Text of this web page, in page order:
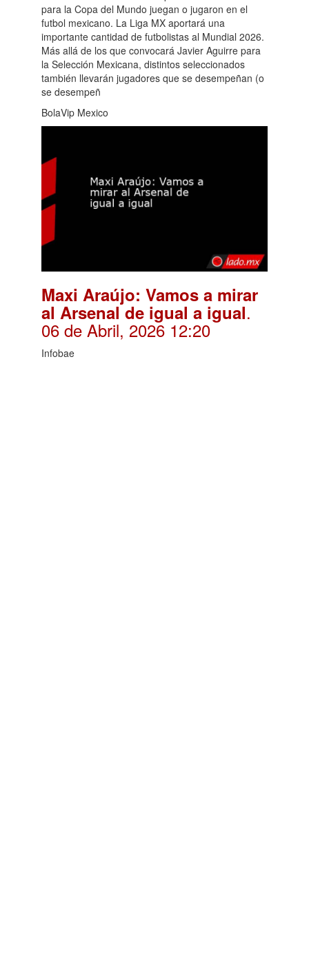
para la Copa del Mundo juegan o jugaron en el
futbol mexicano. La Liga MX aportará una
importante cantidad de futbolistas al Mundial 2026.
Más allá de los que convocará Javier Aguirre para
la Selección Mexicana, distintos seleccionados
también llevarán jugadores que se desempeñan (o
se desempeñ
BolaVip Mexico
Maxi Araújo: Vamos a mirar
al Arsenal de igual a igual.
06 de Abril, 2026 12:20
Infobae